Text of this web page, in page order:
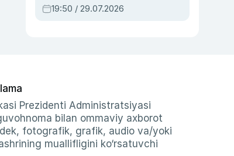
qahramon — Ukraina
armiyasi bosh
19:50 / 29.07.2026
Prezidenti Administratsiyasi
bilan ommaviy axborot
fotografik, grafik, audio va/yoki
muallifligini ko‘rsatuvchi